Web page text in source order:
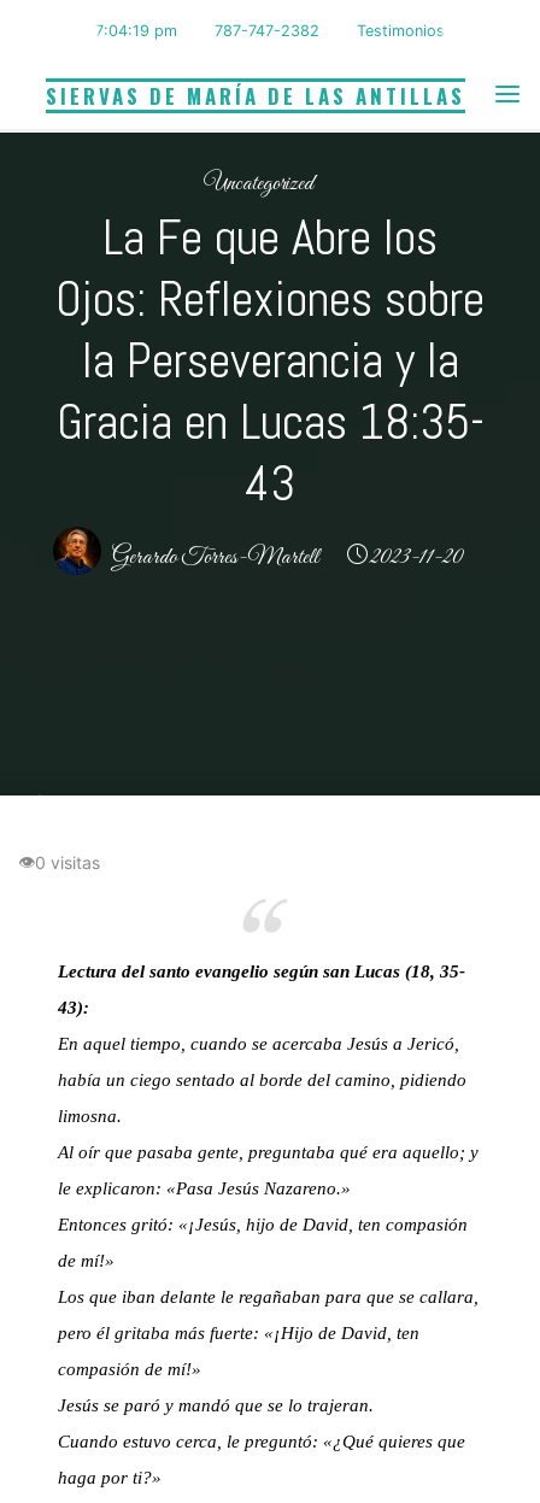
contenidoSIERVAS DE MARÍA DE LAS ANTILLAS
7:04:20 pm 787-747-2382 Testimonios
Uncategorized
La Fe que Abre los
Ojos: Reflexiones sobre
la Perseverancia y la
Gracia en Lucas 18:35-
43
Gerardo Torres-Martell 2023-11-20
Inicio
👁0 visitas
Lectura del santo evangelio según san Lucas (18, 35-
43):
En aquel tiempo, cuando se acercaba Jesús a Jericó,
había un ciego sentado al borde del camino, pidiendo
limosna.
Al oír que pasaba gente, preguntaba qué era aquello; y
le explicaron: «Pasa Jesús Nazareno.»
Entonces gritó: «¡Jesús, hijo de David, ten compasión
de mí!»
Los que iban delante le regañaban para que se callara,
pero él gritaba más fuerte: «¡Hijo de David, ten
compasión de mí!»
Jesús se paró y mandó que se lo trajeran.
Cuando estuvo cerca, le preguntó: «¿Qué quieres que
haga por ti?»